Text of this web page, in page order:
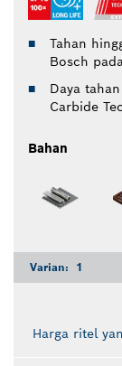
Tahan
Bosch
Daya
Carbide
Bahan
Varian: 1
Harga ritel